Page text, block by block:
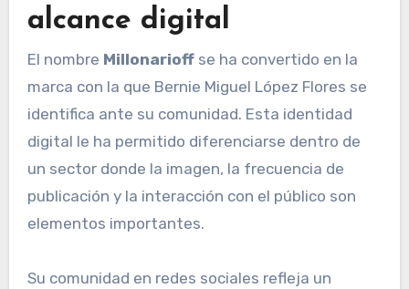
alcance digital
El nombre Millonarioffse ha convertido en la
marca con la que Bernie Miguel López Flores se
identifica ante su comunidad. Esta identidad
digital le ha permitido diferenciarse dentro de
un sector donde la imagen, la frecuencia de
publicación y la interacción con el público son
elementos importantes.
Su comunidad en redes sociales refleja un